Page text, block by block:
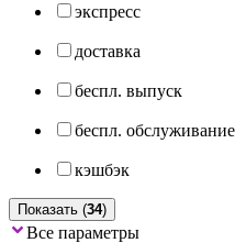
экспресс
доставка
беспл. выпуск
беспл. обслуживание
кэшбэк
Показать (34)
Все параметры